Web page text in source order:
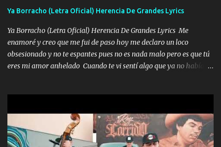
grande traemos la bandera 04 se oye por los radios y bien
ofrece también peleam'os bien atentó el compa huicho la corta al
cinto y radios colgados cuando salimos del rancho carros
blindándos y bien equipados no somos gente de problemas pero
defendemos muy bien nuestra tierra buena sombra nos cobija y el
porque lo estimo y lo quiero ami lado vivi...
Ya Borracho (Letra Oficial) Herencia De Grandes Lyrics
Ya Borracho (Letra Oficial) Herencia De Grandes Lyrics Me
enamoré y creo que me fui de paso hoy me declaro un loco
obsesionado y no te espantes pues no es nada malo pero es que tú
eres mi amor anhelado Cuando te vi sentí algo que ya no había
cariño de mi alma Que pa febrero vendré frente a ti con mis
preguntas y digas que sí hacernos novios y verte feliz y muy
contenta como yo por ti Música Pregúntame qué es lo que me